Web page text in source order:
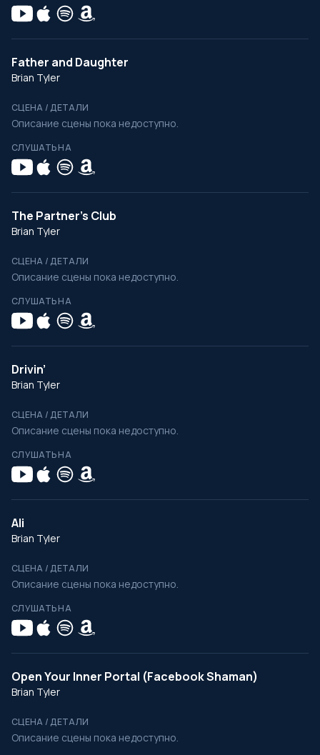
Father and Daughter
Brian Tyler
СЦЕНА / ДЕТАЛИ
Описание сцены пока недоступно.
СЛУШАТЬ НА
The Partner’s Club
Brian Tyler
СЦЕНА / ДЕТАЛИ
Описание сцены пока недоступно.
СЛУШАТЬ НА
Drivin’
Brian Tyler
СЦЕНА / ДЕТАЛИ
Описание сцены пока недоступно.
СЛУШАТЬ НА
Ali
Brian Tyler
СЦЕНА / ДЕТАЛИ
Описание сцены пока недоступно.
СЛУШАТЬ НА
Open Your Inner Portal (Facebook Shaman)
Brian Tyler
СЦЕНА / ДЕТАЛИ
Описание сцены пока недоступно.